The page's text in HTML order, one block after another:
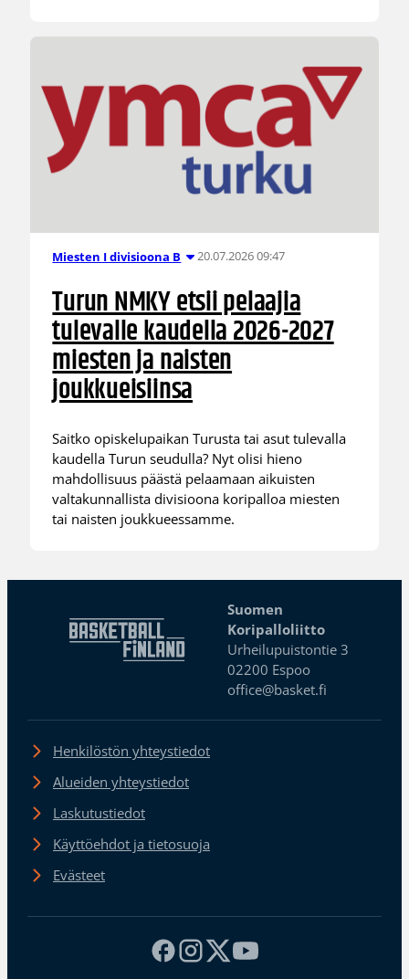
Miesten I divisioona B 20.07.2026 09:47
Turun NMKY etsii pelaajia
tulevalle kaudella 2026-2027
miesten ja naisten
joukkueisiinsa
Saitko opiskelupaikan Turusta tai asut tulevalla
kaudella Turun seudulla? Nyt olisi hieno
mahdollisuus päästä pelaamaan aikuisten
valtakunnallista divisioona koripalloa miesten
tai naisten joukkueessamme.
Suomen
Koripalloliitto
Urheilupuistontie 3
02200 Espoo
office@basket.fi
Henkilöstön yhteystiedot
Alueiden yhteystiedot
Laskutustiedot
Käyttöehdot ja tietosuoja
Evästeet